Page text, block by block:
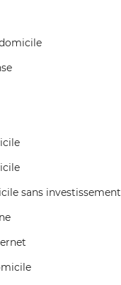
sans investissement